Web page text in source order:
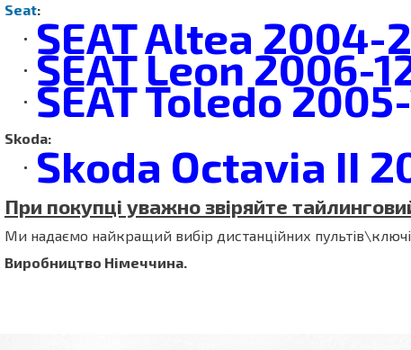
Seat:
SEAT Altea 2004-
SEATLeon 2006-
SEATToledo
Skoda:
Skoda Octavia II
При покупці уважно звіряйте
Ми надаємо найкращий вибір дистанційних
Виробництво Німеччина.